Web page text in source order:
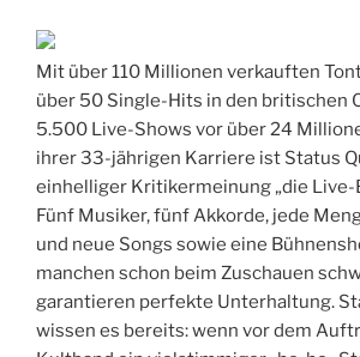
Mit über 110 Millionen verkauften
über 50 Single-Hits in den britischen
5.500 Live-Shows vor über 24
ihrer 33-jährigen Karriere ist Status
einhelliger Kritikermeinung „die Live-
Fünf Musiker, fünf Akkorde, jede
und neue Songs sowie eine
manchen schon beim Zuschauen
garantieren perfekte Unterhaltung.
wissen es bereits: wenn vor dem